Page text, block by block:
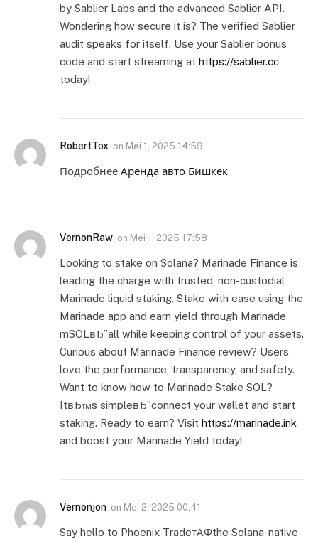
by Sablier Labs and the advanced Sablier API.
Wondering how secure it is? The verified Sablier
audit speaks for itself. Use your Sablier bonus
code and start streaming at https://sablier.cc
today!
RobertTox on Mei 1, 2025 14:59
Подробнее Аренда авто Бишкек
VernonRaw on Mei 1, 2025 17:58
Looking to stake on Solana? Marinade Finance is
leading the charge with trusted, non-custodial
Marinade liquid staking. Stake with ease using the
Marinade app and earn yield through Marinade
mSOLвЂ”all while keeping control of your assets.
Curious about Marinade Finance review? Users
love the performance, transparency, and safety.
Want to know how to Marinade Stake SOL?
ItвЂ™s simpleвЂ”connect your wallet and start
staking. Ready to earn? Visit https://marinade.ink
and boost your Marinade Yield today!
Vernonjon on Mei 2, 2025 00:41
Say hello to Phoenix TradeтАФthe Solana-native